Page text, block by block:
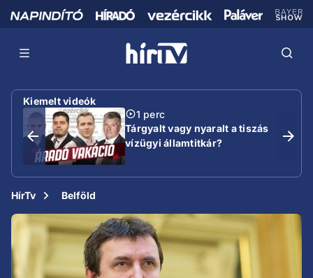
Kiemelt videók
1 perc
Tárgyalt vagy nyaralt a tiszás
vízügyi államtitkár?
HírTv Belföld